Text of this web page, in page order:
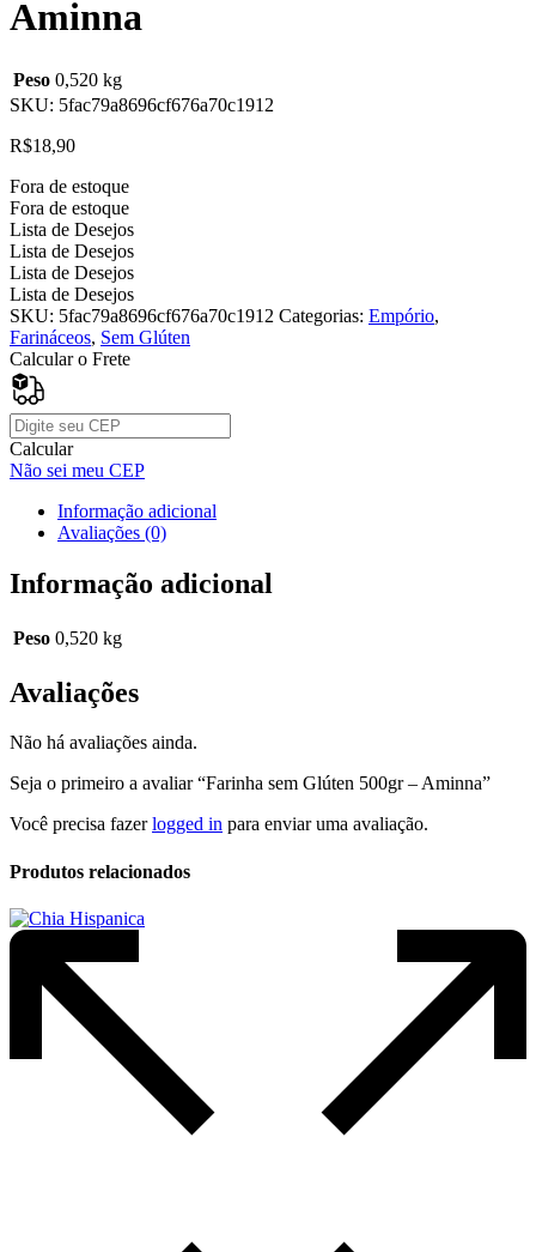
Aminna
Peso 0,520 kg
SKU: 5fac79a8696cf676a70c1912
R$18,90
Fora de estoque
Fora de estoque
Lista de Desejos
Lista de Desejos
Lista de Desejos
Lista de Desejos
SKU: 5fac79a8696cf676a70c1912 Categorias: Empório,
Farináceos, Sem Glúten
Calcular o Frete
Calcular
Não sei meu CEP
Informação adicional
Avaliações (0)
Informação adicional
Peso 0,520 kg
Avaliações
Não há avaliações ainda.
Seja o primeiro a avaliar “Farinha sem Glúten 500gr – Aminna”
Você precisa fazerlogged in para enviar uma avaliação.
Produtos relacionados